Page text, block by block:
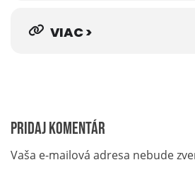
VIAC >
Pridaj komentár
Vaša e-mailová adresa nebude